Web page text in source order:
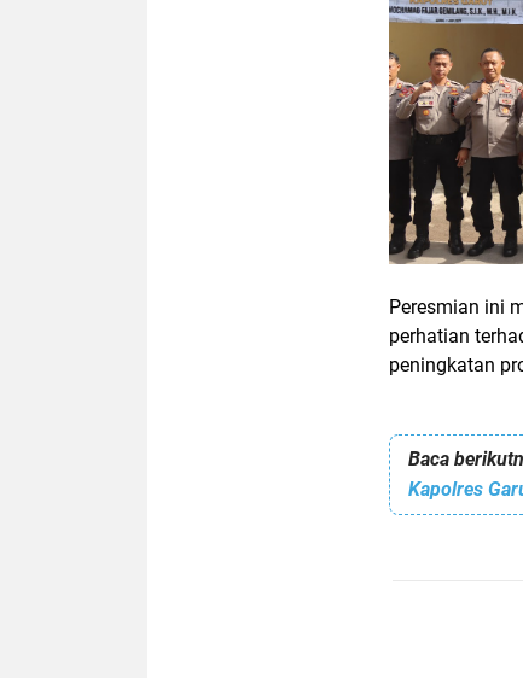
Peresmian ini
perhatian
peningkatan
Baca
Kapolres